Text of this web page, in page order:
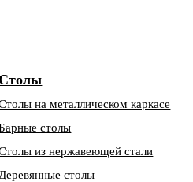
на металлическом каркасе
столы
из нержавеющей стали
Деревянные столы